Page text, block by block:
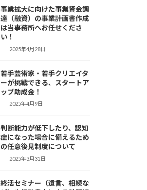
事業拡大に向けた事業資金調
達（融資）の事業計画書作成
は当事務所へお任せくださ
い！
2025年4月28日
若手芸術家・若手クリエイタ
ーが挑戦できる、スタートア
ップ助成金！
2025年4月9日
判断能力が低下したり、認知
症になった場合に備えるため
の任意後見制度について
2025年3月31日
終活セミナー（遺言、相続な